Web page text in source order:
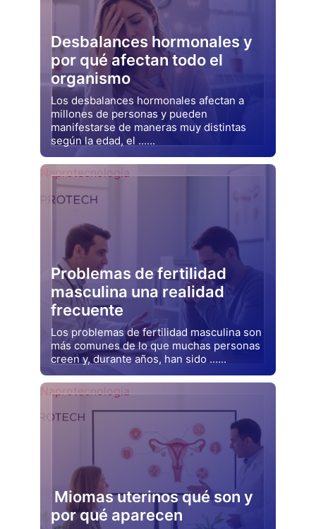
Desbalances hormonales y
por qué afectan todo el
organismo
Los desbalances hormonales afectan a
millones de personas y pueden
manifestarse de maneras muy distintas
según la edad, el ......
Drjluquerna
Problemas de fertilidad
masculina una realidad
frecuente
Los problemas de fertilidad masculina son
más comunes de lo que muchas personas
creen y, durante años, han sido ......
Drjluquerna
Naprotecnología
Miomas uterinos qué son y
por qué aparecen
Naprotecnología